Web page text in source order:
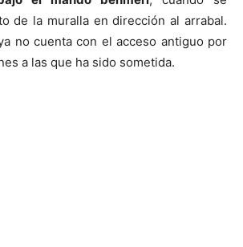
de la muralla en dirección al arrabal.
no cuenta con el acceso antiguo por
a las que ha sido sometida.